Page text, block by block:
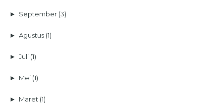
► September (3)
►Agustus (1)
►Juli (1)
► Mei (1)
► Maret (1)